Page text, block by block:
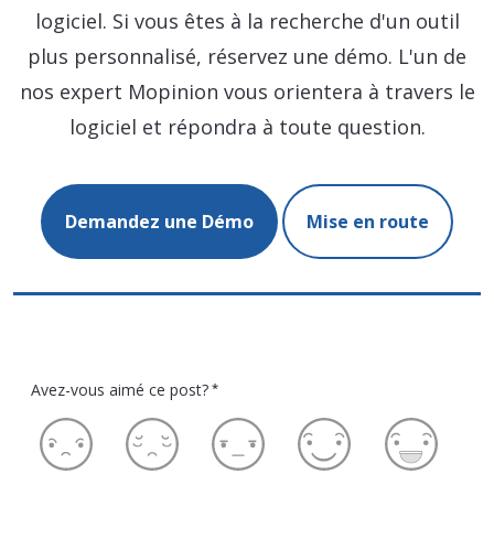
logiciel. Si vous êtes à la recherche d'un outil
plus personnalisé, réservez une démo. L'un de
nos expert Mopinion vous orientera à travers le
logiciel et répondra à toute question.
Demandez une Démo Mise en route
Avez-vous aimé ce post? *